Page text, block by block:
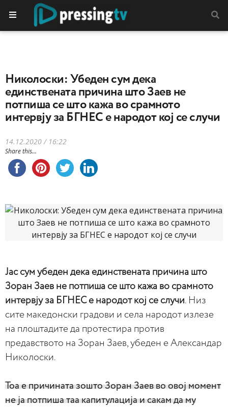
Николоски: Убеден сум дека
единствената причина што Заев не
потпиша се што кажа во срамното
интервју за БГНЕС е народот кој се случи
14.12.2020 / 16:22
Share this...
Јас сум убеден дека единствената причина што
Зоран Заев не потпиша се што кажа во срамното
интервју за БГНЕС е народот кој се случи. Низ
сите македонски градови и села народот излезе
на плоштадите да протестира против
предавството на Зоран Заев, убеден е Александар
Николоски.
Тоа е причината зошто Зоран Заев во овој момент
не ја потпиша таа капитулација и сакам да му